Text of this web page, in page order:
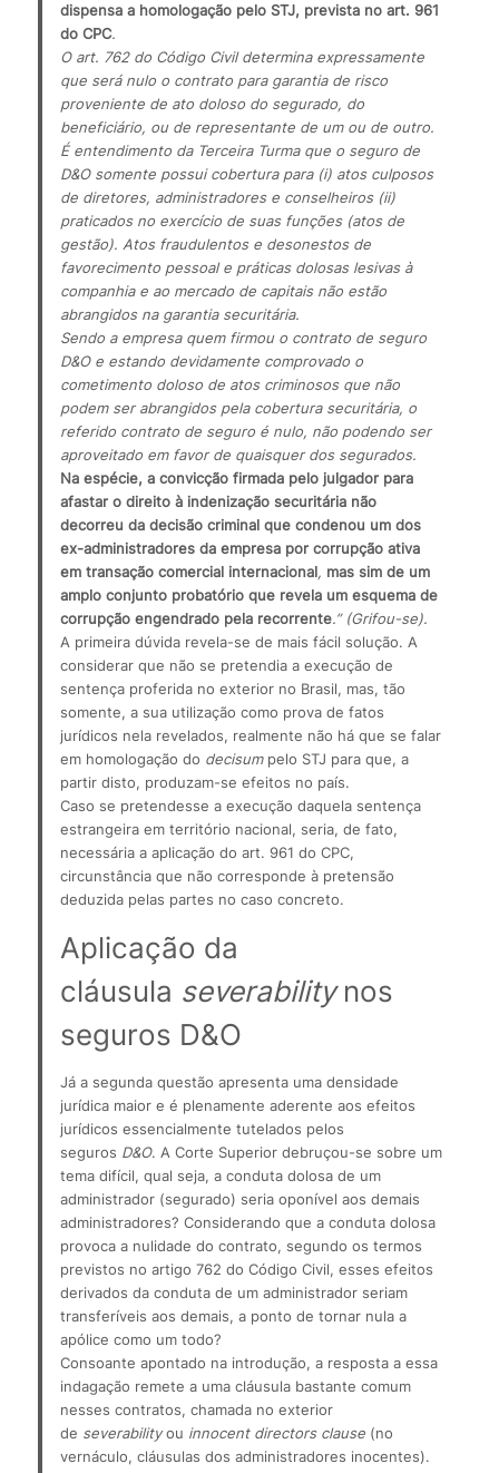
dispensa a homologação pelo STJ, prevista no art. 961
do CPC.
O art. 762 do Código Civil determina expressamente
que será nulo o contrato para garantia de risco
proveniente de ato doloso do segurado, do
beneficiário, ou de representante de um ou de outro.
É entendimento da Terceira Turma que o seguro de
D&O somente possui cobertura para (i) atos culposos
de diretores, administradores e conselheiros (ii)
praticados no exercício de suas funções (atos de
gestão). Atos fraudulentos e desonestos de
favorecimento pessoal e práticas dolosas lesivas à
companhia e ao mercado de capitais não estão
abrangidos na garantia securitária.
Sendo a empresa quem firmou o contrato de seguro
D&O e estando devidamente comprovado o
cometimento doloso de atos criminosos que não
podem ser abrangidos pela cobertura securitária, o
referido contrato de seguro é nulo, não podendo ser
aproveitado em favor de quaisquer dos segurados.
Na espécie, a convicção firmada pelo julgador para
afastar o direito à indenização securitária não
decorreu da decisão criminal que condenou um dos
ex-administradores da empresa por corrupção ativa
em transação comercial internacional, mas sim de um
amplo conjunto probatório que revela um esquema de
corrupção engendrado pela recorrente.” (Grifou-se).
A primeira dúvida revela-se de mais fácil solução. A
considerar que não se pretendia a execução de
sentença proferida no exterior no Brasil, mas, tão
somente, a sua utilização como prova de fatos
jurídicos nela revelados, realmente não há que se falar
em homologação do decisum pelo STJ para que, a
partir disto, produzam-se efeitos no país.
Caso se pretendesse a execução daquela sentença
estrangeira em território nacional, seria, de fato,
necessária a aplicação do art. 961 do CPC,
circunstância que não corresponde à pretensão
deduzida pelas partes no caso concreto.
Aplicação da
cláusula severability nos
seguros D&O
Já a segunda questão apresenta uma densidade
jurídica maior e é plenamente aderente aos efeitos
jurídicos essencialmente tutelados pelos
seguros D&O. A Corte Superior debruçou-se sobre um
tema difícil, qual seja, a conduta dolosa de um
administrador (segurado) seria oponível aos demais
administradores? Considerando que a conduta dolosa
provoca a nulidade do contrato, segundo os termos
previstos no artigo 762 do Código Civil, esses efeitos
derivados da conduta de um administrador seriam
transferíveis aos demais, a ponto de tornar nula a
apólice como um todo?
Consoante apontado na introdução, a resposta a essa
indagação remete a uma cláusula bastante comum
nesses contratos, chamada no exterior
de severability ou innocent directors clause (no
vernáculo, cláusulas dos administradores inocentes).